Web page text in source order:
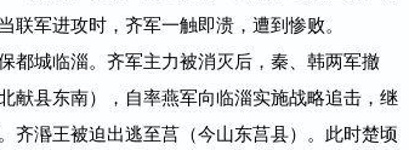
军进攻时，齐军一触即溃，遭到惨败。
城临淄。齐军主力被消灭后，秦、韩两军撤
献县东南），自率燕军向临淄实施战略追击，继
齐湣王被迫出逃至莒（今山东莒县）。此时楚顷